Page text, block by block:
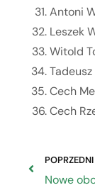
Antoni
Leszek
Witold
Cech
Cech